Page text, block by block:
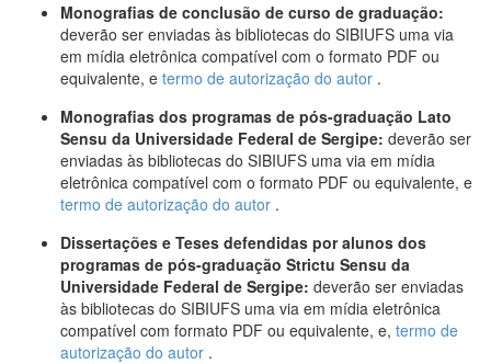
Monografias de conclusão de curso de graduação:
deverão ser enviadas às bibliotecas do SIBIUFS uma via
em mídia eletrônica compatível com o formato PDF ou
equivalente, e termo de autorização do autor .
Monografias dos programas de pós-graduação Lato
Sensu da Universidade Federal de Sergipe: deverão ser
enviadas às bibliotecas do SIBIUFS uma via em mídia
eletrônica compatível com o formato PDF ou equivalente, e
termo de autorização do autor .
Dissertações e Teses defendidas por alunos dos
programas de pós-graduação Strictu Sensu da
Universidade Federal de Sergipe: deverão ser enviadas
às bibliotecas do SIBIUFS uma via em mídia eletrônica
compatível com formato PDF ou equivalente, e, termo de
autorização do autor .